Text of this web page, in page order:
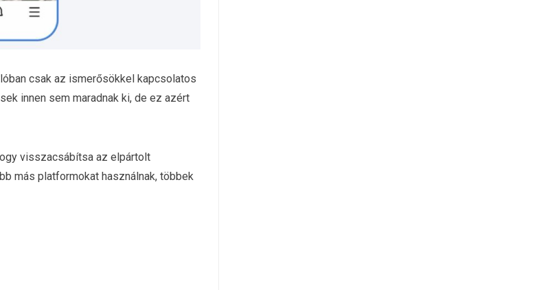
csak az ismerősökkel kapcsolatos
innen sem maradnak ki, de ez azért
visszacsábítsa az elpártolt
más platformokat használnak, többek